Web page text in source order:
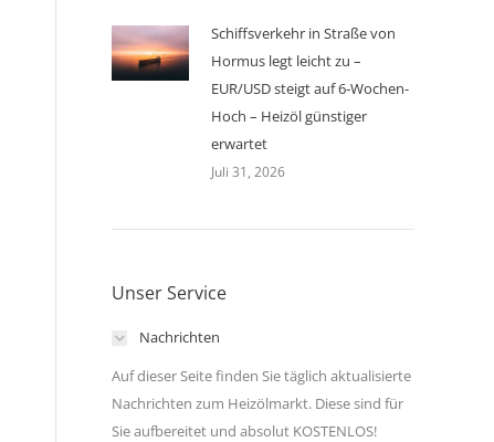
Schiffsverkehr in Straße von
Hormus legt leicht zu –
EUR/USD steigt auf 6-Wochen-
Hoch – Heizöl günstiger
erwartet
Juli 31, 2026
Unser Service
Nachrichten
Auf dieser Seite finden Sie täglich aktualisierte
Nachrichten zum Heizölmarkt. Diese sind für
Sie aufbereitet und absolut KOSTENLOS!